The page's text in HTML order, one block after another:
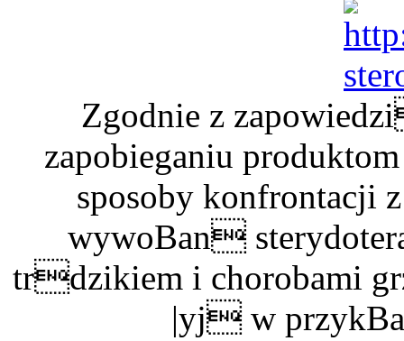
Zgodnie z
zapobieganiu
sposoby
wywoBan
trdzikiem i chorobami
|yj w